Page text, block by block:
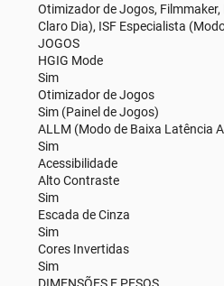
Otimizador de Jogos,
Claro Dia), ISF Especialista
JOGOS
HGIG Mode
Sim
Otimizador de Jogos
Sim (Painel de Jogos)
ALLM (Modo de Baixa Latência
Sim
Acessibilidade
Alto Contraste
Sim
Escada de Cinza
Sim
Cores Invertidas
Sim